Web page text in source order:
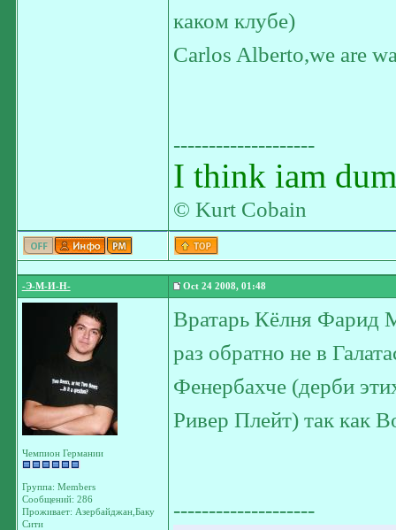
каком клубе)
Carlos Alberto,we are
--------------------
I think iam
© Kurt Cobain
-Э-М-И-Н- Oct 24 2008, 01:48
Чемпион Германии
Группа: Members
Сообщений: 286
Проживает: Азербайджан,Баку
Сити
Вратарь Кёлня Фарид
раз обратно не в
Фенербахче (дерби
Ривер Плейт) так как
--------------------